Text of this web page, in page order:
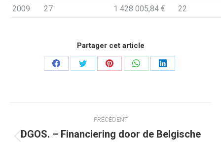
2009
27 1 428 005,84 € 22
Partager cet article
PartagerPartagerPartagerPartagerPartager
article
PRÉCÉDENT
DGOS. – Financiering door de Belgische